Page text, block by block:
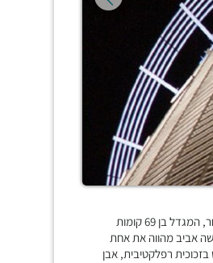
מגדל "משה אביב" ברמת גן הינו אחד מהמגדלים הגבוהים ביותר במזרח התיכון, משלב מגורי יוקרה ומסחר, המגדל בן 69 קומות
משה אביב מהווה את אחת
רפלקטיבית, אבן